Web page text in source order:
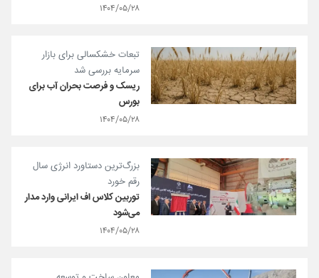
۱۴۰۴/۰۵/۲۸
تبعات خشکسالی برای بازار
سرمایه بررسی شد
ریسک و فرصت بحران آب برای
بورس
۱۴۰۴/۰۵/۲۸
بزرگ‌ترین دستاورد انرژی سال
رقم خورد
توربین کلاس اف ایرانی وارد مدار
می‌شود
۱۴۰۴/۰۵/۲۸